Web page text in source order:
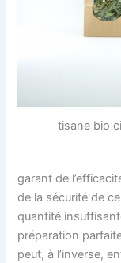
tisane bio
garant de
de la sécurité de
quantité
préparation
peut, à l’inverse,